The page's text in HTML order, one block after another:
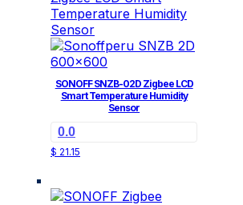
SONOFF SNZB-02D Zigbee LCD
Smart Temperature Humidity
Sensor
0.0
$ 21.15